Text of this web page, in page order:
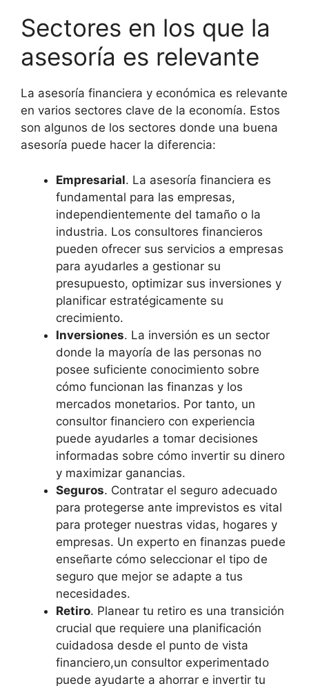
Sectores en los que la
asesoría es relevante
La asesoría financiera y económica es relevante
en varios sectores clave de la economía. Estos
son algunos de los sectores donde una buena
asesoría puede hacer la diferencia:
Empresarial. La asesoría financiera es
fundamental para las empresas,
independientemente del tamaño o la
industria. Los consultores financieros
pueden ofrecer sus servicios a empresas
para ayudarles a gestionar su
presupuesto, optimizar sus inversiones y
planificar estratégicamente su
crecimiento.
Inversiones. La inversión es un sector
donde la mayoría de las personas no
posee suficiente conocimiento sobre
cómo funcionan las finanzas y los
mercados monetarios. Por tanto, un
consultor financiero con experiencia
puede ayudarles a tomar decisiones
informadas sobre cómo invertir su dinero
y maximizar ganancias.
Seguros. Contratar el seguro adecuado
para protegerse ante imprevistos es vital
para proteger nuestras vidas, hogares y
empresas. Un experto en finanzas puede
enseñarte cómo seleccionar el tipo de
seguro que mejor se adapte a tus
necesidades.
Retiro. Planear tu retiro es una transición
crucial que requiere una planificación
cuidadosa desde el punto de vista
financiero,un consultor experimentado
puede ayudarte a ahorrar e invertir tu